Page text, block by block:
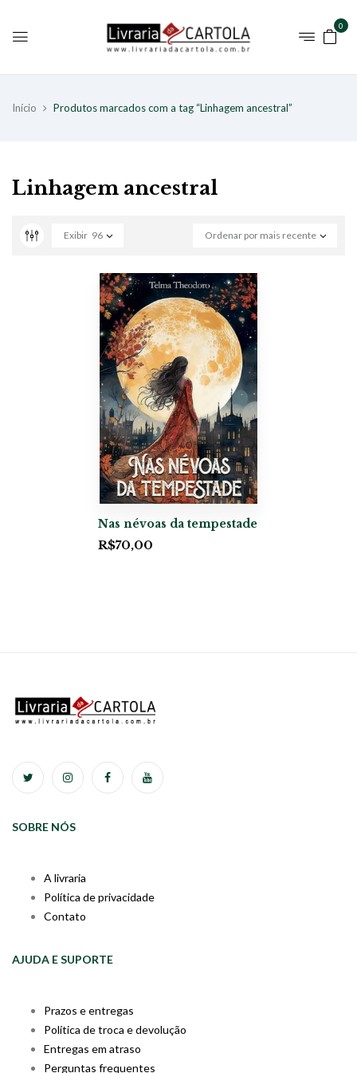
0
Início Produtos marcados com a tag “Linhagem ancestral”
Linhagem ancestral
Ordenar por mais recente
Exibir 96
Nas névoas da tempestade
R$70,00
SOBRE NÓS
A livraria
Política de privacidade
Contato
AJUDA E SUPORTE
Prazos e entregas
Política de troca e devolução
Entregas em atraso
Perguntas frequentes